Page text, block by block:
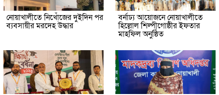
নোয়াখালীতে নিখোঁজের দুইদিন পর
ব্যবসায়ীর মরদেহ উদ্ধার
বর্নাঢ্য আয়োজনে নোয়াখালীতে
হিল্লোল শিল্পীগোষ্ঠীর ইফতার
মাহফিল অনুষ্ঠিত